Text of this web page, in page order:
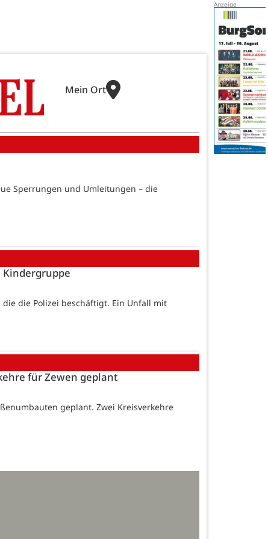
Mein Ort
Sperrungen und Umleitungen – die
Kindergruppe
die die Polizei beschäftigt. Ein Unfall mit
für Zewen geplant
geplant. Zwei Kreisverkehre